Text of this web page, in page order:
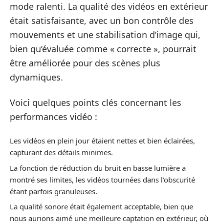
mode ralenti. La qualité des vidéos en extérieur
était satisfaisante, avec un bon contrôle des
mouvements et une stabilisation d’image qui,
bien qu’évaluée comme « correcte », pourrait
être améliorée pour des scènes plus
dynamiques.
Voici quelques points clés concernant les
performances vidéo :
Les vidéos en plein jour étaient nettes et bien éclairées,
capturant des détails minimes.
La fonction de réduction du bruit en basse lumière a
montré ses limites, les vidéos tournées dans l’obscurité
étant parfois granuleuses.
La qualité sonore était également acceptable, bien que
nous aurions aimé une meilleure captation en extérieur, où